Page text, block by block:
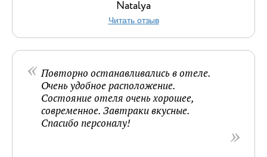
Natalya
Читать отзыв
Повторно останавливались в отеле.
Очень удобное расположение.
Состояние отеля очень хорошее,
современное. Завтраки вкусные.
Спасибо персоналу!